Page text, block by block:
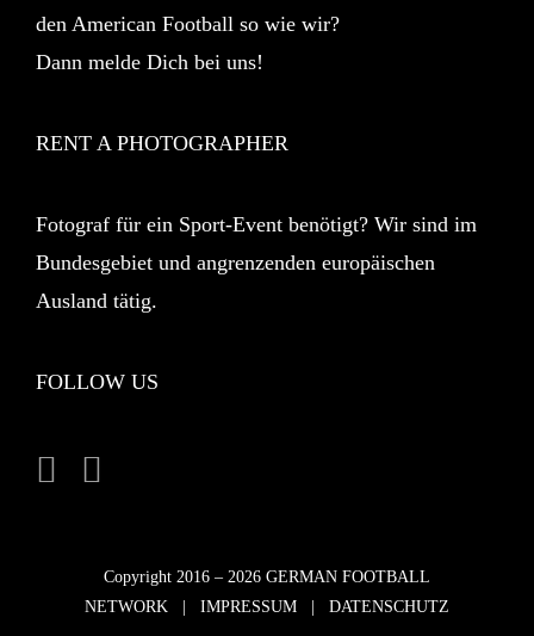
den American Football so wie wir?
Dann melde Dich bei uns!
RENT A PHOTOGRAPHER
Fotograf für ein Sport-Event benötigt? Wir sind im
Bundesgebiet und angrenzenden europäischen
Ausland tätig.
FOLLOW US
Copyright 2016 – 2026 GERMAN FOOTBALL
NETWORK | IMPRESSUM | DATENSCHUTZ